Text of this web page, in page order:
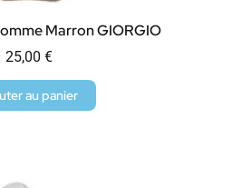
Marron GIORGIO
25,00 €
au panier